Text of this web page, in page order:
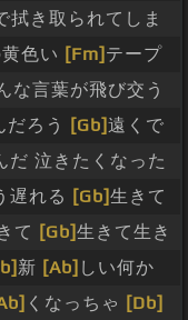
拭き取られてしま
色い [Fm] テープ
な言葉が飛び交う
ろう
[Gb]遠くで
だ 泣きたくなった
遅れる [Gb]生きて
て [Gb]生きて生き
新 [Ab] しい何か
くなっちゃ [Db]